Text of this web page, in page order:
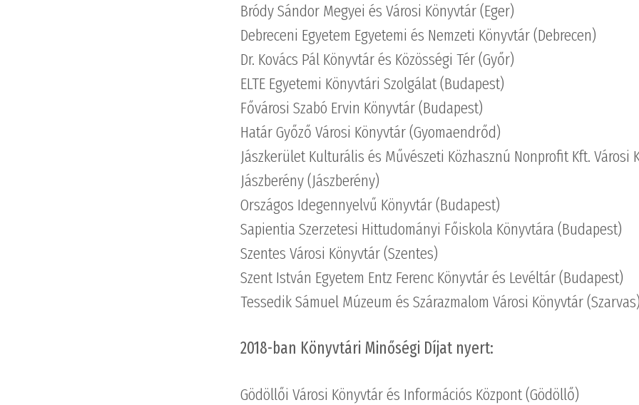
Bródy Sándor Megyei és Városi Könyvtár (Eger)
Debreceni Egyetem Egyetemi és Nemzeti Könyvtár (Debrecen)
Dr. Kovács Pál Könyvtár és Közösségi Tér (Győr)
ELTE Egyetemi Könyvtári Szolgálat (Budapest)
Fővárosi Szabó Ervin Könyvtár (Budapest)
Határ Győző Városi Könyvtár (Gyomaendrőd)
Jászkerület Kulturális és Művészeti Közhasznú Nonprofit Kft. Városi
Jászberény (Jászberény)
Országos Idegennyelvű Könyvtár (Budapest)
Sapientia Szerzetesi Hittudományi Főiskola Könyvtára (Budapest)
Szentes Városi Könyvtár (Szentes)
Szent István Egyetem Entz Ferenc Könyvtár és Levéltár (Budapest)
Tessedik Sámuel Múzeum és Szárazmalom Városi Könyvtár (Szarvas)
2018-ban Könyvtári Minőségi Díjat nyert:
Gödöllői Városi Könyvtár és Információs Központ (Gödöllő)